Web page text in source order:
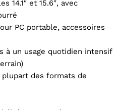
14.1″ et 15.6″, avec
PC portable, accessoires
à un usage quotidien intensif
des formats de